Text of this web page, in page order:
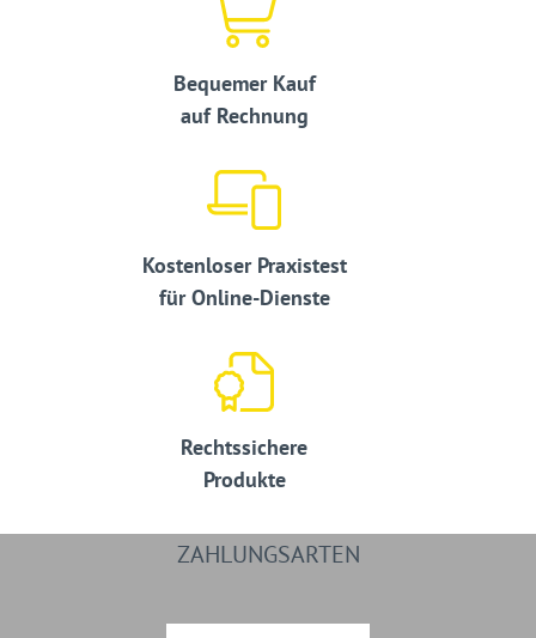
Bequemer Kauf
auf Rechnung
Kostenloser Praxistest
für Online-Dienste
Rechtssichere
Produkte
ZAHLUNGSARTEN